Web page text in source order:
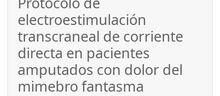
electroestimulación
transcraneal de corriente
directa en pacientes
amputados con dolor del
mimebro fantasma